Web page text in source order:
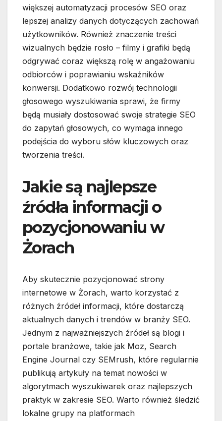
większej automatyzacji procesów SEO oraz
lepszej analizy danych dotyczących zachowań
użytkowników. Również znaczenie treści
wizualnych będzie rosło – filmy i grafiki będą
odgrywać coraz większą rolę w angażowaniu
odbiorców i poprawianiu wskaźników
konwersji. Dodatkowo rozwój technologii
głosowego wyszukiwania sprawi, że firmy
będą musiały dostosować swoje strategie SEO
do zapytań głosowych, co wymaga innego
podejścia do wyboru słów kluczowych oraz
tworzenia treści.
Jakie są najlepsze
źródła informacji o
pozycjonowaniu w
Żorach
Aby skutecznie pozycjonować strony
internetowe w Żorach, warto korzystać z
różnych źródeł informacji, które dostarczą
aktualnych danych i trendów w branży SEO.
Jednym z najważniejszych źródeł są blogi i
portale branżowe, takie jak Moz, Search
Engine Journal czy SEMrush, które regularnie
publikują artykuły na temat nowości w
algorytmach wyszukiwarek oraz najlepszych
praktyk w zakresie SEO. Warto również śledzić
lokalne grupy na platformach